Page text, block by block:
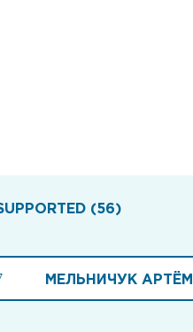
(56)
МЕЛЬНИЧУК АРТЁМ